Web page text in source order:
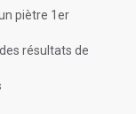
piètre 1er
résultats de